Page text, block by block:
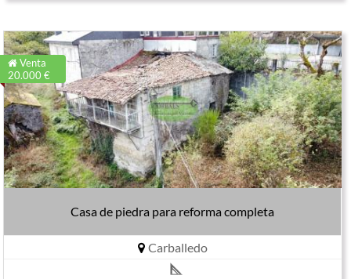
Venta
20.000 €
Casa de piedra para reforma completa
Carballedo